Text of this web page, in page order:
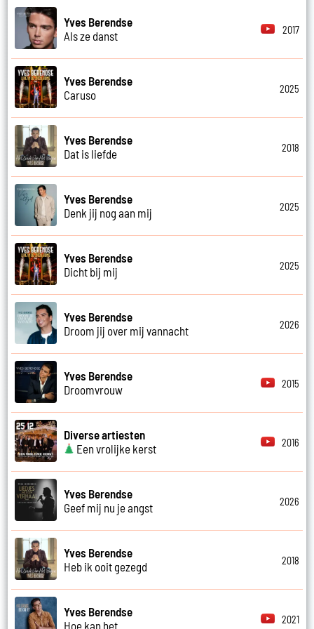
Yves Berendse
Als ze danst
2017
Yves Berendse
Caruso
2025
Yves Berendse
Dat is liefde
2018
Yves Berendse
Denk jij nog aan mij
2025
Yves Berendse
Dicht bij mij
2025
Yves Berendse
Droom jij over mij vannacht
2026
Yves Berendse
Droomvrouw
2015
Diverse artiesten
Een vrolijke kerst
2016
Yves Berendse
Geef mij nu je angst
2026
Yves Berendse
Heb ik ooit gezegd
2018
Yves Berendse
Hoe kan het
2021